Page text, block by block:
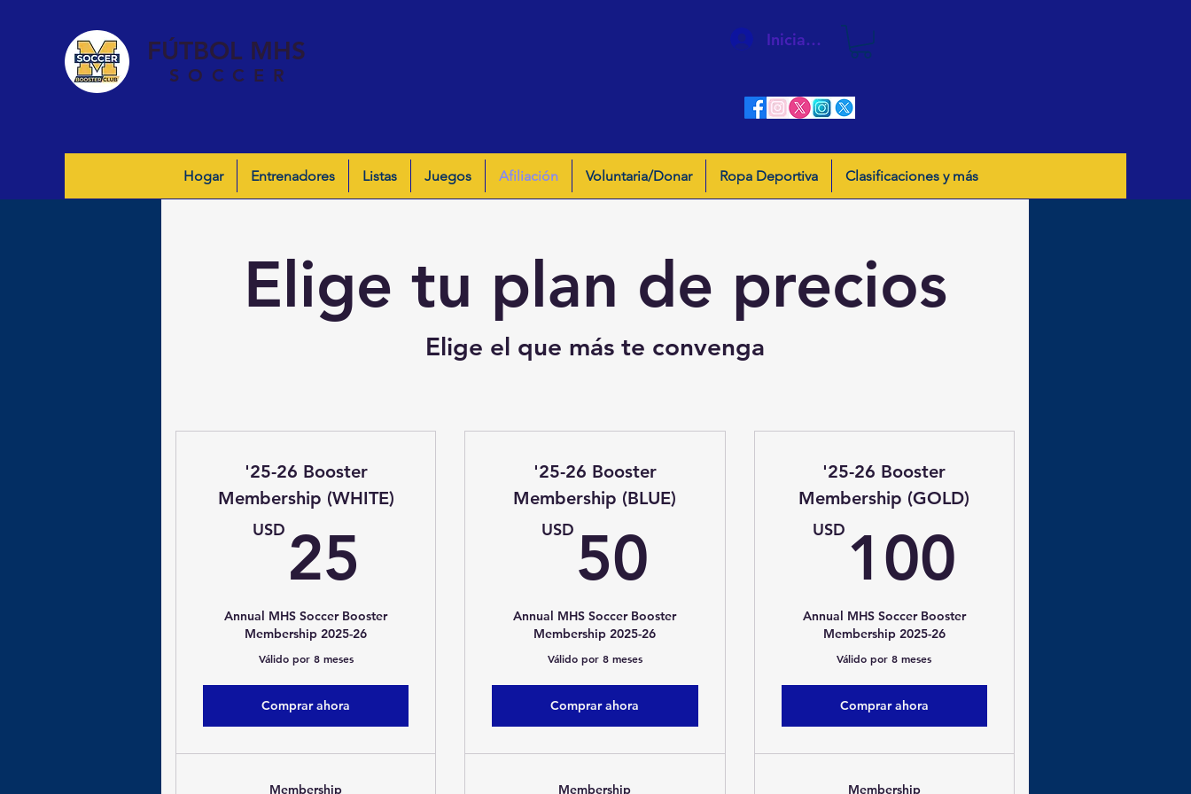
SOCCER
FÚTBOL MHS Iniciar sesión
Hogar Entrenadores Listas Juegos Afiliación Voluntaria/Donar Ropa Deportiva Clasificaciones y más
Elige tu plan de precios
Elige el que más te convenga
'25-26 Booster
Membership (WHITE)
USD 25 25USD
Annual MHS Soccer Booster
Membership 2025-26
Válido por 8 meses
Comprar ahora
Membership
'25-26 Booster
Membership (BLUE)
USD 50 50USD
Annual MHS Soccer Booster
Membership 2025-26
Válido por 8 meses
Comprar ahora
Membership
'25-26 Booster
Membership (GOLD)
USD 100
Annual MHS Soccer Booster
Membership 2025-26
Válido por 8 meses
Comprar ahora
Membership